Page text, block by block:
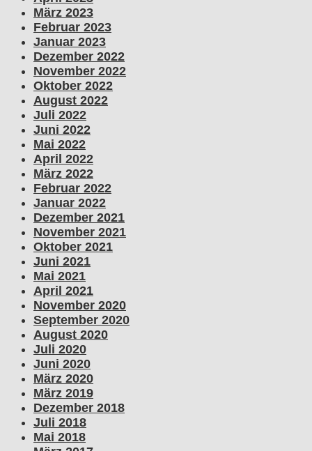
März 2023
Februar 2023
Januar 2023
Dezember 2022
November 2022
Oktober 2022
August 2022
Juli 2022
Juni 2022
Mai 2022
April 2022
März 2022
Februar 2022
Januar 2022
Dezember 2021
November 2021
Oktober 2021
Juni 2021
Mai 2021
April 2021
November 2020
September 2020
August 2020
Juli 2020
Juni 2020
März 2020
März 2019
Dezember 2018
Juli 2018
Mai 2018